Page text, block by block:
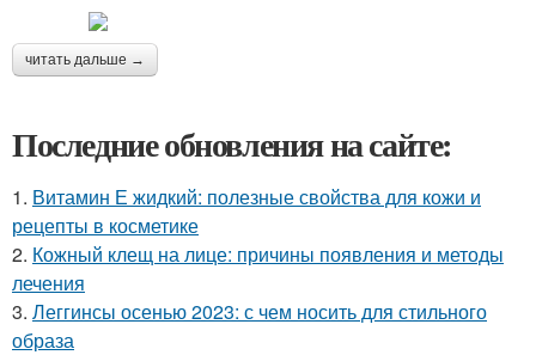
читать дальше →
Последние обновления на сайте:
1. Витамин Е жидкий: полезные свойства для кожи и
рецепты в косметике
2. Кожный клещ на лице: причины появления и методы
лечения
3. Леггинсы осенью 2023: с чем носить для стильного
образа